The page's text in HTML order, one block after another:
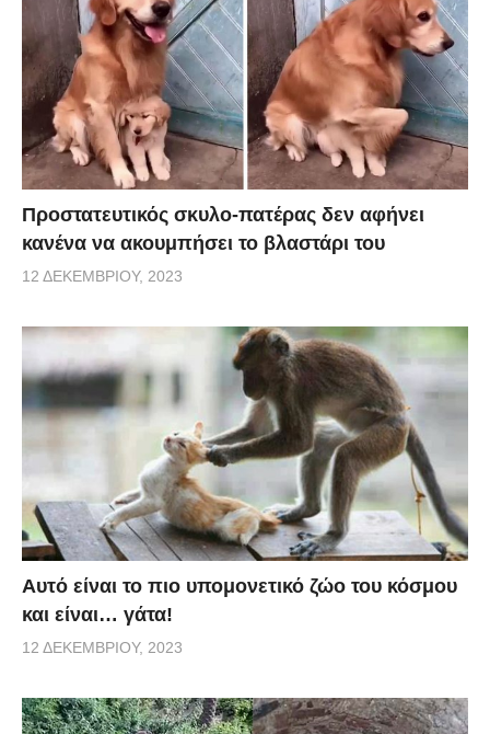
Προστατευτικός σκυλο-πατέρας δεν αφήνει
κανένα να ακουμπήσει το βλαστάρι του
12 ΔΕΚΕΜΒΡΊΟΥ, 2023
Αυτό είναι το πιο υπομονετικό ζώο του κόσμου
και είναι… γάτα!
12 ΔΕΚΕΜΒΡΊΟΥ, 2023